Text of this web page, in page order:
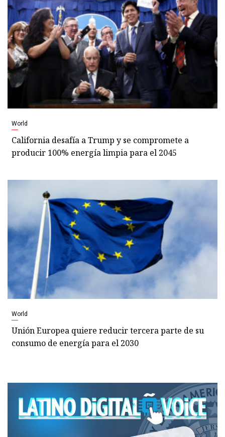
World
California desafía a Trump y se compromete a
producir 100% energía limpia para el 2045
World
Unión Europea quiere reducir tercera parte de su
consumo de energía para el 2030